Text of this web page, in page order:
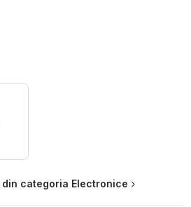
din categoria Electronice